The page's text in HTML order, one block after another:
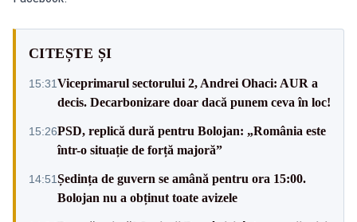
CITEȘTE ȘI
15:31Viceprimarul sectorului 2, Andrei Ohaci: AUR a
decis. Decarbonizare doar dacă punem ceva în loc!
15:26PSD, replică dură pentru Bolojan: „România este
într-o situație de forță majoră”
14:51Ședința de guvern se amână pentru ora 15:00.
Bolojan nu a obținut toate avizele